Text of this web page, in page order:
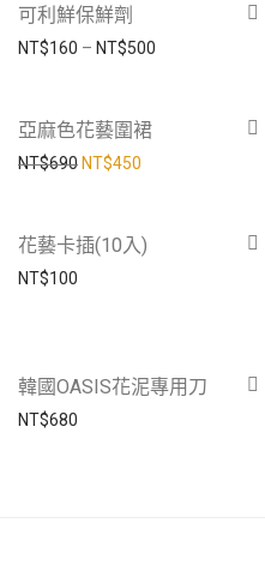
可利鮮保鮮劑
NT$160 – NT$500
亞麻色花藝圍裙
NT$690 NT$450
花藝卡插(10入)
NT$100
韓國OASIS花泥專用刀
NT$680